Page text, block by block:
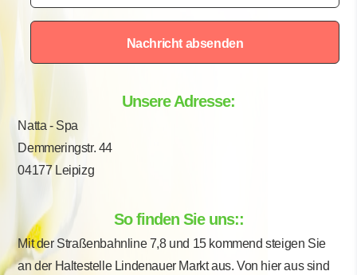
Unsere Adresse:
Natta - Spa
Demmeringstr. 44
04177 Leipizg
So finden Sie uns::
Mit der Straßenbahnline 7,8 und 15 kommend steigen Sie
an der Haltestelle Lindenauer Markt aus. Von hier aus sind